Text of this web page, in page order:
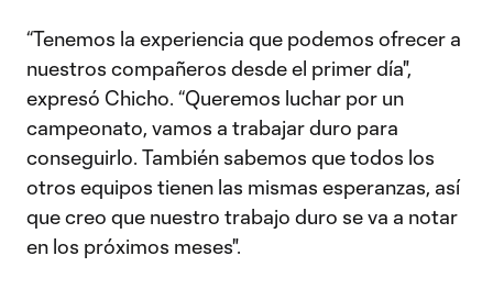
“Tenemos la experiencia que podemos ofrecer a
nuestros compañeros desde el primer día",
expresó Chicho. “Queremos luchar por un
campeonato, vamos a trabajar duro para
conseguirlo. También sabemos que todos los
otros equipos tienen las mismas esperanzas, así
que creo que nuestro trabajo duro se va a notar
en los próximos meses".